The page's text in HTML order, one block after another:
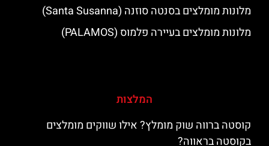
מלונות מומלצים בסנטה סוזנה (Santa Susanna)
מלונות מומלצים בעיירה פלמוס (PALAMOS)
המלצות
קוסטה ברווה שוק מומלץ? אילו שווקים מומלצים
בקוסטה בראווה?